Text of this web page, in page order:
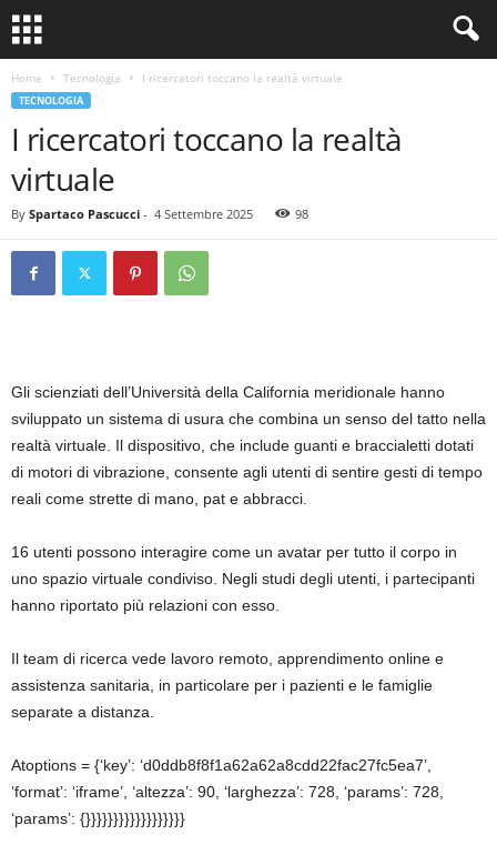
Home Tecnologia I ricercatori toccano la realtà virtuale
TECNOLOGIA
I ricercatori toccano la realtà
virtuale
By Spartaco Pascucci - 4 Settembre 2025 98
Gli scienziati dell’Università della California meridionale hanno
sviluppato un sistema di usura che combina un senso del tatto nella
realtà virtuale. Il dispositivo, che include guanti e braccialetti dotati
di motori di vibrazione, consente agli utenti di sentire gesti di tempo
reali come strette di mano, pat e abbracci.
16 utenti possono interagire come un avatar per tutto il corpo in
uno spazio virtuale condiviso. Negli studi degli utenti, i partecipanti
hanno riportato più relazioni con esso.
Il team di ricerca vede lavoro remoto, apprendimento online e
assistenza sanitaria, in particolare per i pazienti e le famiglie
separate a distanza.
Atoptions = {‘key’: ‘d0ddb8f8f1a62a62a8cdd22fac27fc5ea7’,
‘format’: ‘iframe’, ‘altezza’: 90, ‘larghezza’: 728, ‘params’: 728,
‘params’: {}}}}}}}}}}}}}}}}}}